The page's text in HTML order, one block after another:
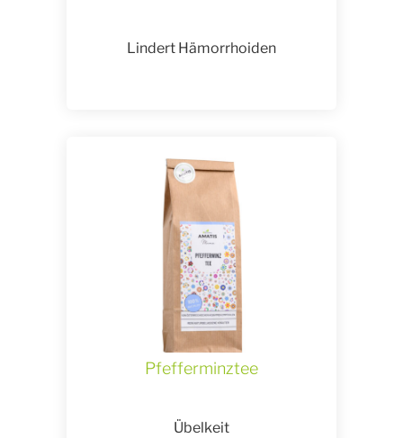
Lindert Hämorrhoiden
Pfefferminztee
Übelkeit